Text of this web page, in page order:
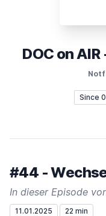
DOC on
Since
#44 -
11.01.2025 22 min